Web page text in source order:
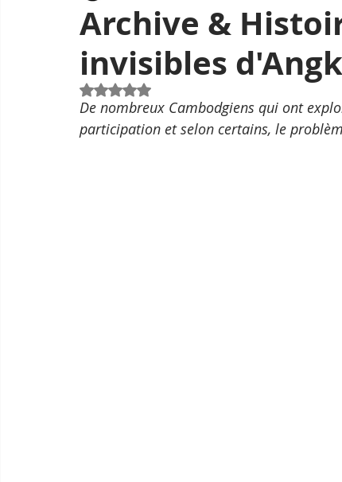
Archive &
invisibles
Noté NaN étoiles sur 5.
De nombreux Cambodgiens qui ont
participation et selon certains, le